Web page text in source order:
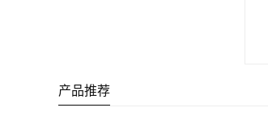
产品推荐